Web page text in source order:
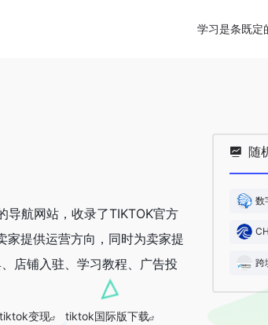
学习是条既
导航网站，收录了TIKTOK官方
家提供运营方向，同时为卖家提
店铺入驻、学习教程、广告投
tiktok变现
tiktok国际版下载
随
数
跨